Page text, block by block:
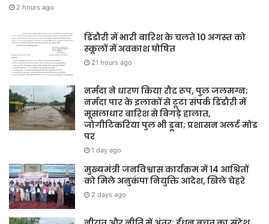
2 hours ago
डिंडौरी में भारी बारिश के चलते 10 अगस्त को
स्कूलों में अवकाश घोषित
21 hours ago
नर्मदा ने धारण किया रौद्र रूप, पुल जलमग्न;
नर्मदा पार के इलाकों से टूटा संपर्क डिंडौरी में
मूसलाधार बारिश से बिगड़े हालात,
जोगीटिकरिया पुल भी डूबा; प्रशासन अलर्ट मोड
पर
1 day ago
मुख्यमंत्री जनविश्वास कार्यक्रम में 14 आश्रितों
को मिले अनुकंपा नियुक्ति आदेश, खिले चेहरे
2 days ago